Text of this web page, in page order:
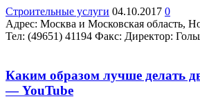
Строительные услуги 04.10.2017 0
Адрес: Москва и Московская область,
Teл: (49651) 41194 Факс: Директор:
Каким образом лучше делать
— YouTube